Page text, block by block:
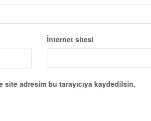
İnternet sitesi
site adresim bu tarayıcıya kaydedilsin.